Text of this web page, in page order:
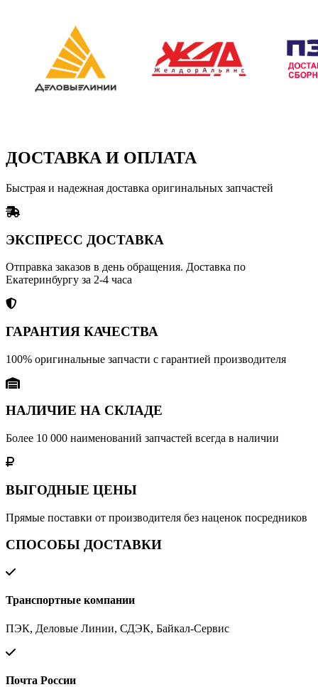
ДОСТАВКА И ОПЛАТА
Быстрая и надежная доставка оригинальных запчастей
ЭКСПРЕСС ДОСТАВКА
Отправка заказов в день обращения. Доставка по
Екатеринбургу за 2-4 часа
ГАРАНТИЯ КАЧЕСТВА
100% оригинальные запчасти с гарантией производителя
НАЛИЧИЕ НА СКЛАДЕ
Более 10 000 наименований запчастей всегда в наличии
ВЫГОДНЫЕ ЦЕНЫ
Прямые поставки от производителя без наценок посредников
СПОСОБЫ ДОСТАВКИ
Транспортные компании
ПЭК, Деловые Линии, СДЭК, Байкал-Сервис
Почта России